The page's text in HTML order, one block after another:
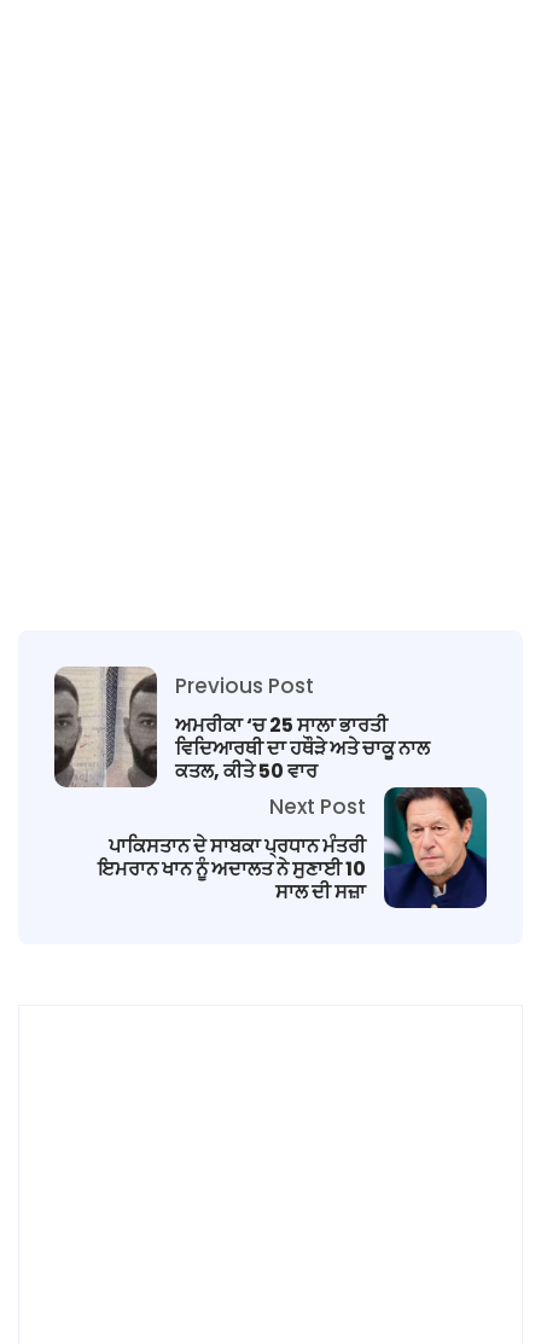
Previous Post
ਅਮਰੀਕਾ ‘ਚ 25 ਸਾਲਾ ਭਾਰਤੀ
ਵਿਦਿਆਰਥੀ ਦਾ ਹਥੌੜੇ ਅਤੇ ਚਾਕੂ ਨਾਲ
ਕਤਲ, ਕੀਤੇ 50 ਵਾਰ
Next Post
ਪਾਕਿਸਤਾਨ ਦੇ ਸਾਬਕਾ ਪ੍ਰਧਾਨ ਮੰਤਰੀ
ਇਮਰਾਨ ਖਾਨ ਨੂੰ ਅਦਾਲਤ ਨੇ ਸੁਣਾਈ 10
ਸਾਲ ਦੀ ਸਜ਼ਾ